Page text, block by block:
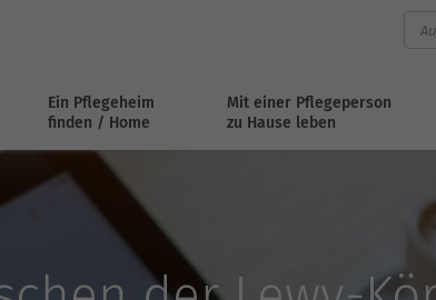
Ein Pflegeheim
finden / Home
Mit einer Pflegeperson
zu Hause leben